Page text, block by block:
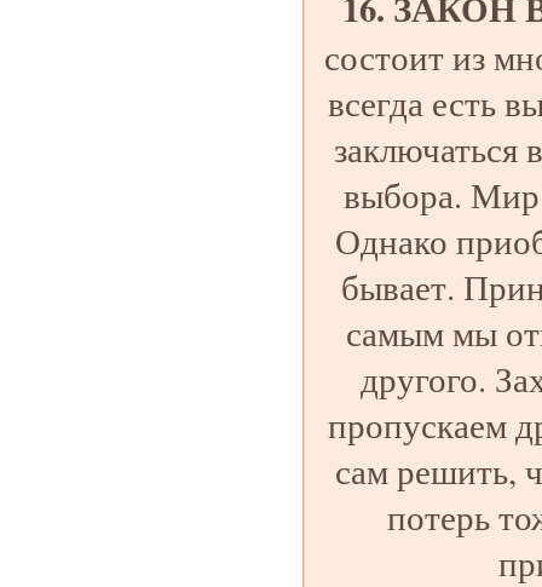
состоит из
всегда есть
заключаться
выбора.
Однако
бывает.
самым мы
другого.
пропускаем
сам решить,
потерь